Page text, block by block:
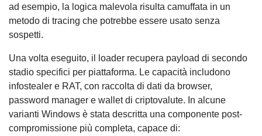
ad esempio, la logica malevola risulta camuffata in un
metodo di tracing che potrebbe essere usato senza
sospetti.
Una volta eseguito, il loader recupera payload di secondo
stadio specifici per piattaforma. Le capacità includono
infostealer e RAT, con raccolta di dati da browser,
password manager e wallet di criptovalute. In alcune
varianti Windows è stata descritta una componente post-
compromissione più completa, capace di: